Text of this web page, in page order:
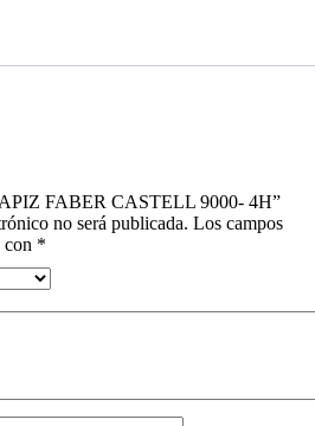
FABER CASTELL 9000- 4H”
no será publicada. Los campos
con *